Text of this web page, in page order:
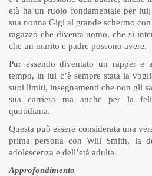
età ha un ruolo fondamentale per
sua nonna Gigi al grande schermo
ragazzo che diventa uomo, che si
che un marito e padre possono avere.
Pur essendo diventato un rapper e
tempo, in lui c’è sempre stata la
suoi limiti, insegnamenti che non gli
sua carriera ma anche per la
quotidiana.
Questa può essere considerata una
prima persona con Will Smith, la
adolescenza e dell’età adulta.
Approfondimento